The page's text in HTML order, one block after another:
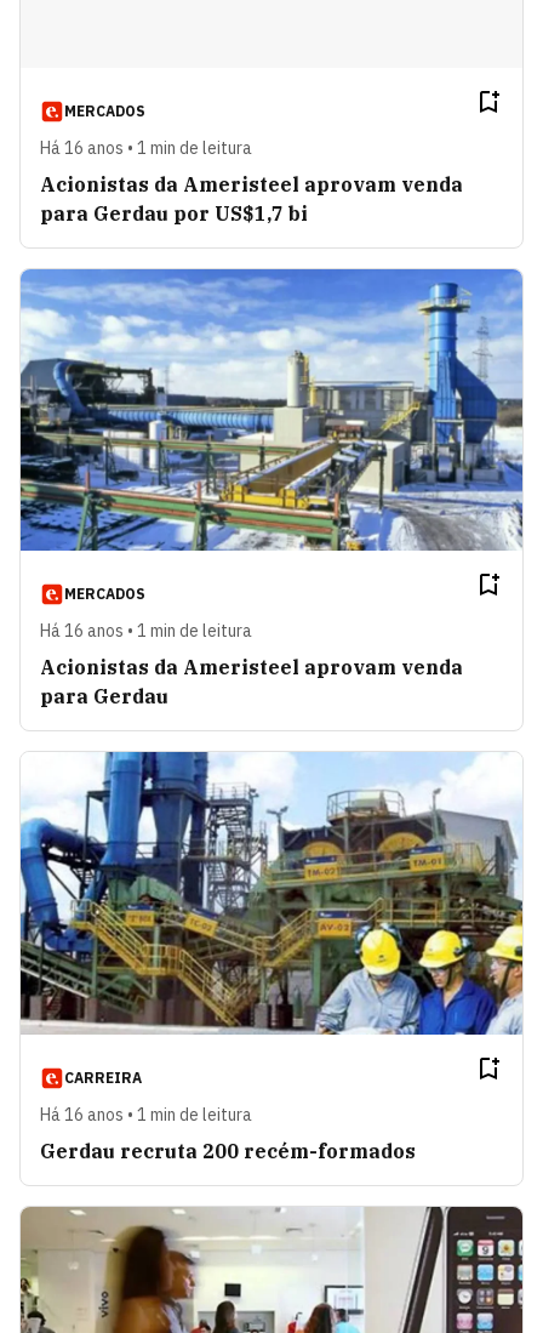
MERCADOS
Há 16 anos • 1 min de leitura
Acionistas da Ameristeel aprovam venda
para Gerdau por US$1,7 bi
MERCADOS
Há 16 anos • 1 min de leitura
Acionistas da Ameristeel aprovam venda
para Gerdau
CARREIRA
Há 16 anos • 1 min de leitura
Gerdau recruta 200 recém-formados